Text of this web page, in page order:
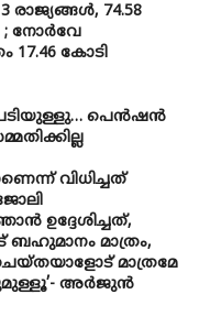
രാജ്യങ്ങൾ, 74.58
; നോർവേ
17.46 കോടി
പെൻഷൻ
വിധിച്ചത്
ഉദ്ദേശിച്ചത്,
ബഹുമാനം മാത്രം,
മാത്രമേ
അർജുൻ